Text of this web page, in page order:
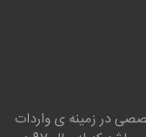
در زمینه ی واردات